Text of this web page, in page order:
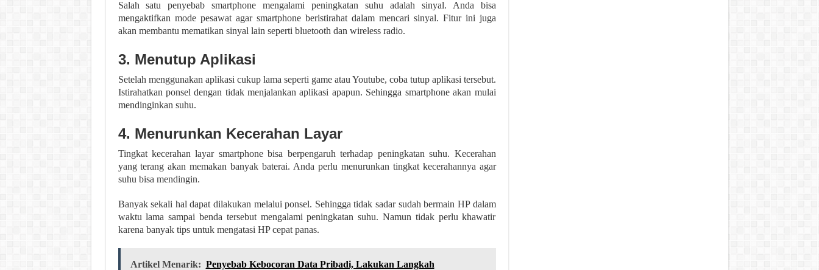
Salah satu penyebab smartphone mengalami peningkatan suhu adalah sinyal. Anda bisa
mengaktifkan mode pesawat agar smartphone beristirahat dalam mencari sinyal. Fitur ini juga
akan membantu mematikan sinyal lain seperti bluetooth dan wireless radio.
3. Menutup Aplikasi
Setelah menggunakan aplikasi cukup lama seperti game atau Youtube, coba tutup aplikasi tersebut.
Istirahatkan ponsel dengan tidak menjalankan aplikasi apapun. Sehingga smartphone akan mulai
mendinginkan suhu.
4. Menurunkan Kecerahan Layar
Tingkat kecerahan layar smartphone bisa berpengaruh terhadap peningkatan suhu. Kecerahan
yang terang akan memakan banyak baterai. Anda perlu menurunkan tingkat kecerahannya agar
suhu bisa mendingin.
Banyak sekali hal dapat dilakukan melalui ponsel. Sehingga tidak sadar sudah bermain HP dalam
waktu lama sampai benda tersebut mengalami peningkatan suhu. Namun tidak perlu khawatir
karena banyak tips untuk mengatasi HP cepat panas.
Artikel Menarik: Penyebab Kebocoran Data Pribadi, Lakukan Langkah